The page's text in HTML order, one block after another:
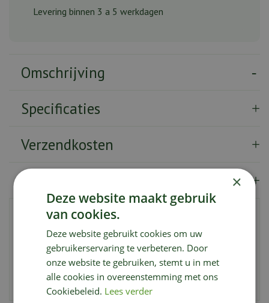
Levering binnen 3 a 5 werkdagen
Omschrijving
Specificaties
Verzendkosten
Deze espressokop zonder oor combineert eenvoud met
levendigheid. Met zijn intense rode kleur en
gestroomlijnde vorm is deze kop ideaal voor uw
favoriete espressodrankjes. Gemaakt van hoogwaardig
keramiek, belichaamt het duurzaamheid en flair. Voeg een
vleugje stijl toe aan uw koffiemomenten met deze
charmante espressokop.
×
Deze website maakt gebruik
van cookies.
Deze website gebruikt cookies om uw
gebruikerservaring te verbeteren. Door
onze website te gebruiken, stemt u in met
alle cookies in overeenstemming met ons
Cookiebeleid. Lees verder